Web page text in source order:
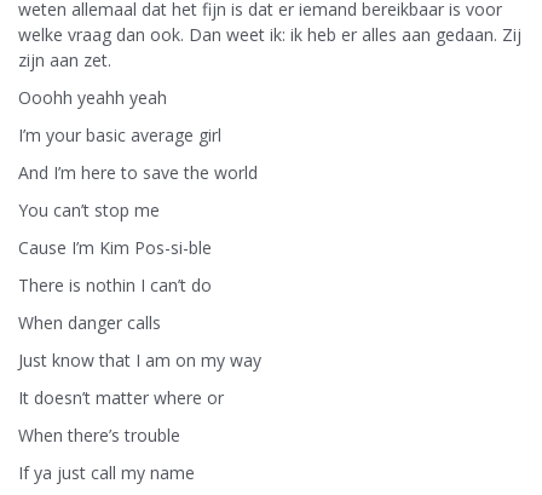
weten allemaal dat het fijn is dat er iemand bereikbaar is voor
welke vraag dan ook. Dan weet ik: ik heb er alles aan gedaan. Zij
zijn aan zet.
Ooohh yeahh yeah
I’m your basic average girl
And I’m here to save the world
You can’t stop me
Cause I’m Kim Pos-si-ble
There is nothin I can’t do
When danger calls
Just know that I am on my way
It doesn’t matter where or
When there’s trouble
If ya just call my name